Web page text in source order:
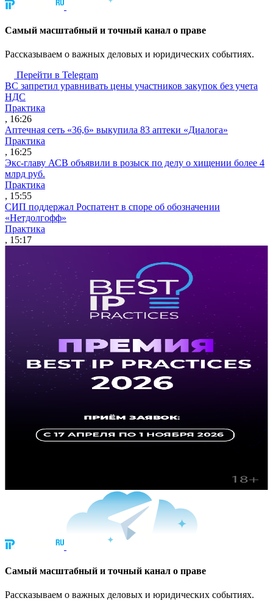
Cамый масштабный и точный канал о праве
Рассказываем о важных деловых и юридических событиях.
Перейти в Telegram
ВС запретил уравнивать цены участников закупок без учета
НДС
Практика
, 16:26
Аптечная сеть «36,6» выкупила 83 аптеки «Диалога»
Практика
, 16:25
Экс-главу АСВ объявили в розыск по делу о хищении более 4
млрд руб.
Практика
, 15:55
СИП поддержал Роспатент в споре об обозначении
«Нетдолгофф»
Практика
, 15:17
Cамый масштабный и точный канал о праве
Рассказываем о важных деловых и юридических событиях.